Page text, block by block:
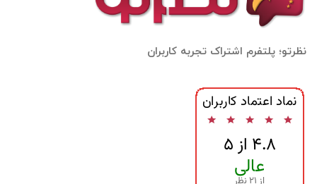
نظرتو؛ پلتفرم اشتراک تجربه کاربران